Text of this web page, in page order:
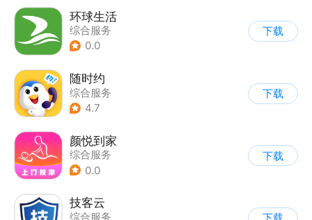
环球生活
综合服务
0.0
下载
随时约
综合服务
4.7
下载
颜悦到家
综合服务
0.0
下载
技客云
综合服务